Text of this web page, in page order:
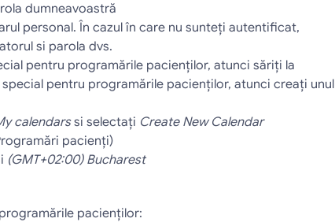
dumneavoastră
personal. În cazul în care nu sunteţi autentificat,
si parola dvs.
pentru programările pacienţilor, atunci săriţi la
pentru programările pacienţilor, atunci creaţi unul
calendars si selectaţi Create New Calendar
pacienţi)
(GMT+02:00) Bucharest
pacienţilor: